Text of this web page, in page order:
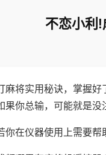
不恋小利
麻将实用秘诀，掌握
果你总输，可能就是没
你在仪器使用上需要帮